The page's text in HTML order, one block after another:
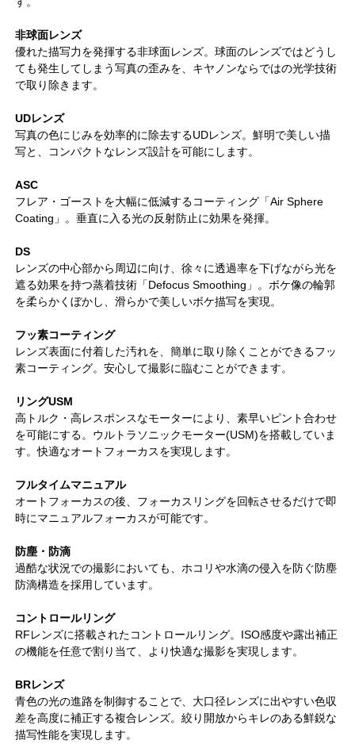
非球面レンズ
優れた描写力を発揮する非球面レンズ。球面のレンズではどうし
ても発生してしまう写真の歪みを、キヤノンならではの光学技術
で取り除きます。
UDレンズ
写真の色にじみを効率的に除去するUDレンズ。鮮明で美しい描
写と、コンパクトなレンズ設計を可能にします。
ASC
フレア・ゴーストを大幅に低減するコーティング「Air Sphere
Coating」。垂直に入る光の反射防止に効果を発揮。
DS
レンズの中心部から周辺に向け、徐々に透過率を下げながら光を
遮る効果を持つ蒸着技術「Defocus Smoothing」。ボケ像の輪郭
を柔らかくぼかし、滑らかで美しいボケ描写を実現。
フッ素コーティング
レンズ表面に付着した汚れを、簡単に取り除くことができるフッ
素コーティング。安心して撮影に臨むことができます。
リングUSM
高トルク・高レスポンスなモーターにより、素早いピント合わせ
を可能にする。ウルトラソニックモーター(USM)を搭載していま
す。快適なオートフォーカスを実現します。
フルタイムマニュアル
オートフォーカスの後、フォーカスリングを回転させるだけで即
時にマニュアルフォーカスが可能です。
防塵・防滴
過酷な状況での撮影においても、ホコリや水滴の侵入を防ぐ防塵
防滴構造を採用しています。
コントロールリング
RFレンズに搭載されたコントロールリング。ISO感度や露出補正
の機能を任意で割り当て、より快適な撮影を実現します。
BRレンズ
青色の光の進路を制御することで、大口径レンズに出やすい色収
差を高度に補正する複合レンズ。絞り開放からキレのある鮮鋭な
描写性能を実現します。